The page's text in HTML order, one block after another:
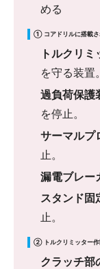
める
① コアドリルに搭載さ
トルクリミ
を守る装置。
過負荷保護
を停止。
サーマルプ
止。
漏電ブレー
スタンド固
止。
② トルクリミッター作
クラッチ部